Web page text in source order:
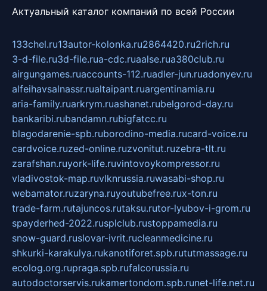
Актуальный каталог компаний по всей России
133chel.ru13autor-kolonka.ru2864420.ru2rich.ru
3-d-file.ru3d-file.rua-cdc.ruaalse.rua380club.ru
airgungames.ruaccounts-112.ruadler-jun.ruadonyev.ru
alfeihavsalnassr.rualtaipant.ruargentinamia.ru
aria-family.ruarkrym.ruashanet.rubelgorod-day.ru
bankaribi.rubandamn.rubigfatcc.ru
blagodarenie-spb.ruborodino-media.rucard-voice.ru
cardvoice.ruzed-online.ruzvonitut.ruzebra-tlt.ru
zarafshan.ruyork-life.ruvintovoykompressor.ru
vladivostok-map.ruvlknrussia.ruwasabi-shop.ru
webamator.ruzaryna.ruyoutubefree.rux-ton.ru
trade-farm.rutajuncos.rutaksu.rutor-lyubov-i-grom.ru
spayderhed-2022.rusplclub.rustoppamedia.ru
snow-guard.ruslovar-ivrit.rucleanmedicine.ru
shkurki-karakulya.rukanotiforet.spb.rututmassage.ru
ecolog.org.rupraga.spb.rufalcorussia.ru
autodoctorservis.rukamertondom.spb.runet-life.net.ru